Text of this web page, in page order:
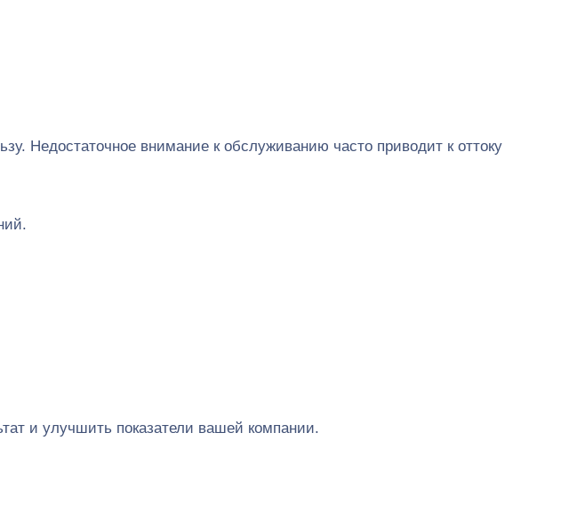
Недостаточное внимание к обслуживанию часто приводит к оттоку
и улучшить показатели вашей компании.